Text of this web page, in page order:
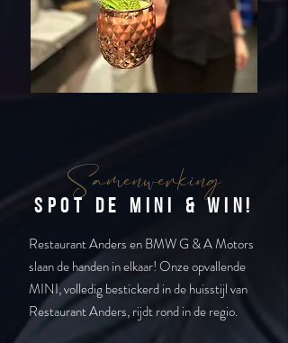
Samenwerking
Spot de MINI & win!
Restaurant Anders en BMW G & A Motors
slaan de handen in elkaar! Onze opvallende
MINI, volledig bestickerd in de huisstijl van
Restaurant Anders, rijdt rond in de regio.